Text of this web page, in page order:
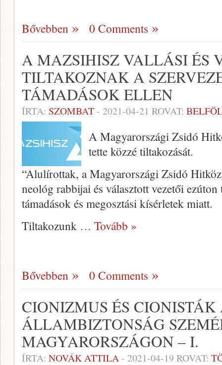
Bővebben 0 Comments
A MAZSIHISZ VALLÁSI ÉS
TILTAKOZNAK A
TÁMADÁSOK ELLEN
ÍRTA: SZOMBAT- 2021-04-21 ROVAT:
A Magyarországi Zsidó
tette közzé tiltakozását.
“Alulírottak, a Magyarországi Zsidó
neológ rabbijai és választott vezetői
támadások és megosztási kísérletek miatt.
Tiltakozunk … Tovább »
Bővebben 0 Comments
CIONIZMUS ÉS
ÁLLAMBIZTONSÁG
MAGYARORSZÁGON – I.
ÍRTA: NOVÁK ATTILA- 2021-04-19 ROVAT: